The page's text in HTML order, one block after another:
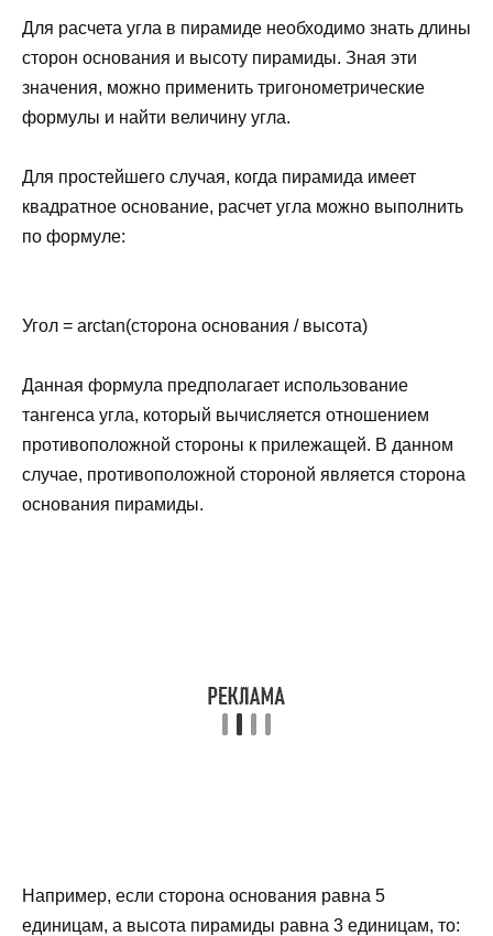
Для расчета угла в пирамиде необходимо знать длины
сторон основания и высоту пирамиды. Зная эти
значения, можно применить тригонометрические
формулы и найти величину угла.
Для простейшего случая, когда пирамида имеет
квадратное основание, расчет угла можно выполнить
по формуле:
Угол = arctan(сторона основания / высота)
Данная формула предполагает использование
тангенса угла, который вычисляется отношением
противоположной стороны к прилежащей. В данном
случае, противоположной стороной является сторона
основания пирамиды.
Например, если сторона основания равна 5
единицам, а высота пирамиды равна 3 единицам, то: